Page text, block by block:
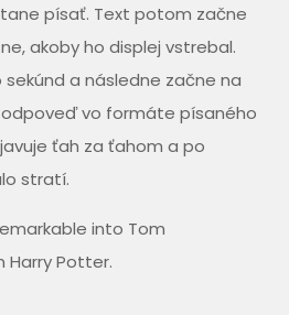
písať. Text potom začne
akoby ho displej vstrebal.
a následne začne na
vo formáte písaného
ťah za ťahom a po
stratí.
into Tom
Harry Potter.